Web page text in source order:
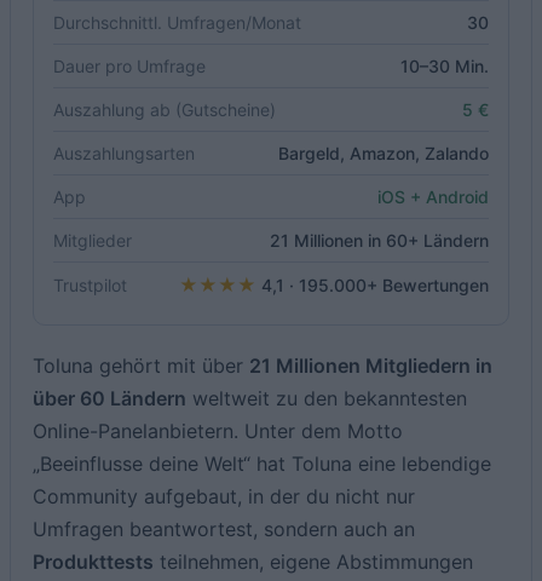
Durchschnittl. Umfragen/Monat 30
Dauer pro Umfrage 10–30 Min.
Auszahlung ab (Gutscheine) 5 €
Auszahlungsarten Bargeld, Amazon, Zalando
App iOS + Android
Mitglieder 21 Millionen in 60+ Ländern
Trustpilot ★★★★ 4,1 · 195.000+ Bewertungen
Toluna gehört mit über 21 Millionen Mitgliedern in
über 60 Ländern weltweit zu den bekanntesten
Online-Panelanbietern. Unter dem Motto
„Beeinflusse deine Welt“ hat Toluna eine lebendige
Community aufgebaut, in der du nicht nur
Umfragen beantwortest, sondern auch an
Produkttests teilnehmen, eigene Abstimmungen